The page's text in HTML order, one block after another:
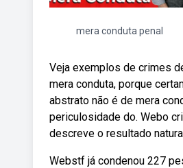
mera conduta penal
Veja exemplos de crimes
mera conduta, porque
abstrato não é de mera
periculosidade do. Webo
descreve o resultado
Webstf já condenou 227